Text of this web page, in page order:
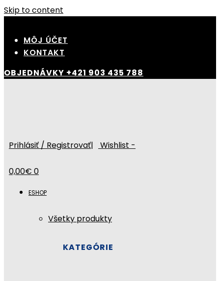
Skip to content
MÔJ ÚČET
KONTAKT
OBJEDNÁVKY +421 903 435 788
Prihlásiť / Registrovať| Wishlist -
0,00€ 0
ESHOP
Všetky produkty
KATEGÓRIE